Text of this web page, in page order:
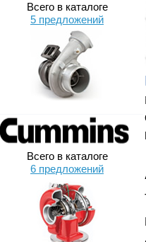
Всего в каталоге
5 предложений
Всего в каталоге
6 предложений